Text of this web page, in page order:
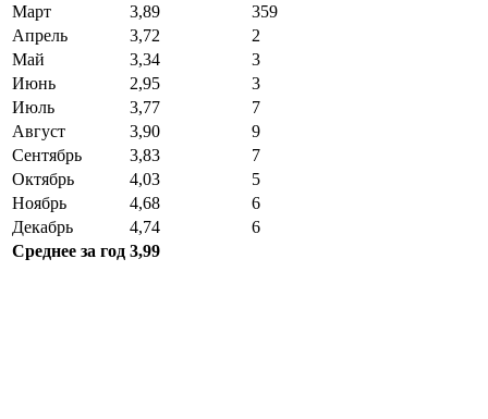
Март
3,89
359
Апрель
3,72
2
Май
3,34
3
Июнь
2,95
3
Июль
3,77
7
Август
3,90
9
Сентябрь
3,83
7
Октябрь
4,03
5
Ноябрь
4,68
6
Декабрь
4,74
6
Среднее за год 3,99